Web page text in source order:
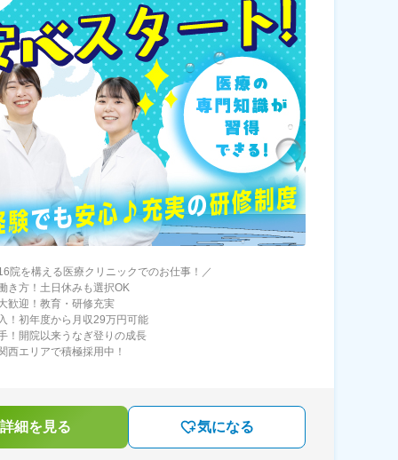
院を構える医療クリニックでのお仕事！／
き方！土日休みも選択OK
歓迎！教育・研修充実
！初年度から月収29万円可能
！開院以来うなぎ登りの成長
西エリアで積極採用中！
細を見る 気になる